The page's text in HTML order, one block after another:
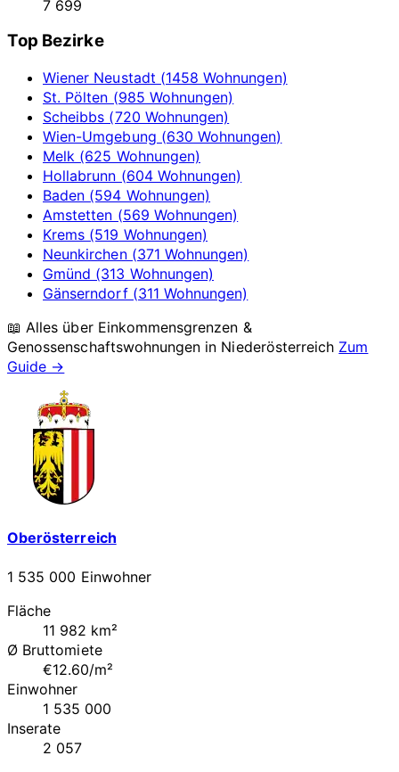
7 699
Top Bezirke
Wiener Neustadt (1458 Wohnungen)
St. Pölten (985 Wohnungen)
Scheibbs (720 Wohnungen)
Wien-Umgebung (630 Wohnungen)
Melk (625 Wohnungen)
Hollabrunn (604 Wohnungen)
Baden (594 Wohnungen)
Amstetten (569 Wohnungen)
Krems (519 Wohnungen)
Neunkirchen (371 Wohnungen)
Gmünd (313 Wohnungen)
Gänserndorf (311 Wohnungen)
📖 Alles über Einkommensgrenzen &
Genossenschaftswohnungen in Niederösterreich Zum
Guide →
Oberösterreich
1 535 000 Einwohner
Fläche
11 982 km²
Ø Bruttomiete
€12.60/m²
Einwohner
1 535 000
Inserate
2 057